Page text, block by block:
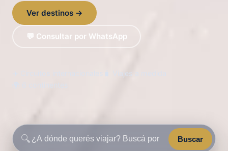
Ver destinos →
💬 Consultar por WhatsApp
🧳 Viajes a medida
🔍 Buscar